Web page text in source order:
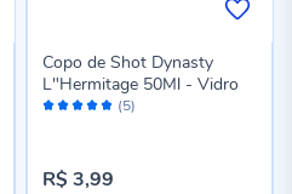
Avaliação: (5)
Copo de Shot Dynasty
L"Hermitage 50Ml - Vidro
R$ 3,99